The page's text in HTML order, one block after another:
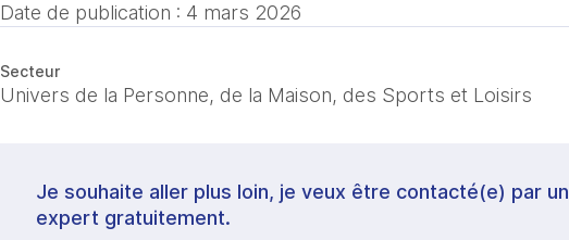
Date de publication : 4 mars 2026
Secteur
Univers de la Personne, de la Maison, des Sports et Loisirs
Je souhaite aller plus loin, je veux être contacté(e) par un
expert gratuitement.